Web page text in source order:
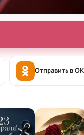
Отправить в OK